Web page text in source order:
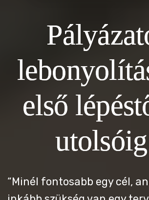
első
“Minél fontosabb egy cél,